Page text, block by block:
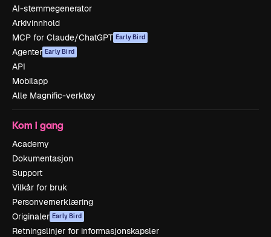
AI-stemmegenerator
Arkivinnhold
MCP for Claude/ChatGPT Early Bird
Agenter Early Bird
API
Mobilapp
Alle Magnific-verktøy
Kom i gang
Academy
Dokumentasjon
Support
Vilkår for bruk
Personvernerklæring
Originaler Early Bird
Retningslinjer for informasjonskapsler